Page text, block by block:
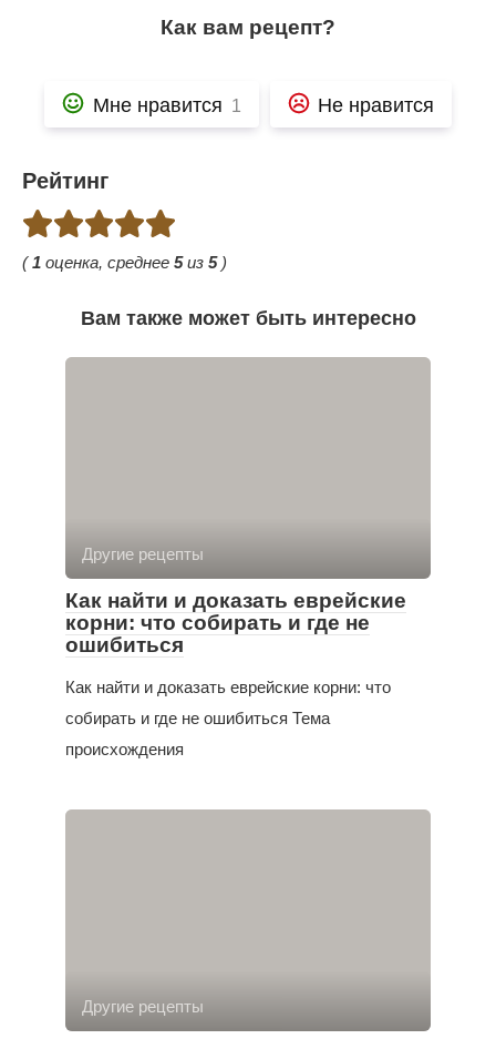
Как вам рецепт?
Мне нравится 1 Не нравится
Рейтинг
(1 оценка, среднее 5из 5)
Вам также может быть интересно
Другие рецепты
Как найти и доказать еврейские
корни: что собирать и где не
ошибиться
Как найти и доказать еврейские корни: что
собирать и где не ошибиться Тема
происхождения
Другие рецепты